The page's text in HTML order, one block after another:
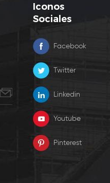
Iconos
Sociales
Facebook
Twitter
Linkedin
Youtube
Pinterest